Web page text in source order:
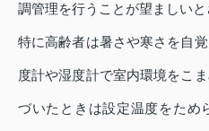
調管理を行うことが望ましいと
特に高齢者は暑さや寒さを自
度計や湿度計で室内環境をこ
づいたときは設定温度をため